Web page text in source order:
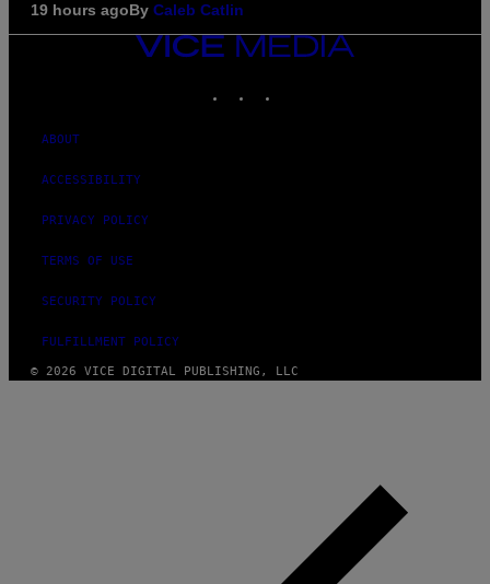
19 hours agoBy Caleb Catlin
VICE
ABOUT
ACCESSIBILITY
PRIVACY POLICY
TERMS OF USE
SECURITY POLICY
FULFILLMENT POLICY
© 2026 VICE DIGITAL PUBLISHING, LLC